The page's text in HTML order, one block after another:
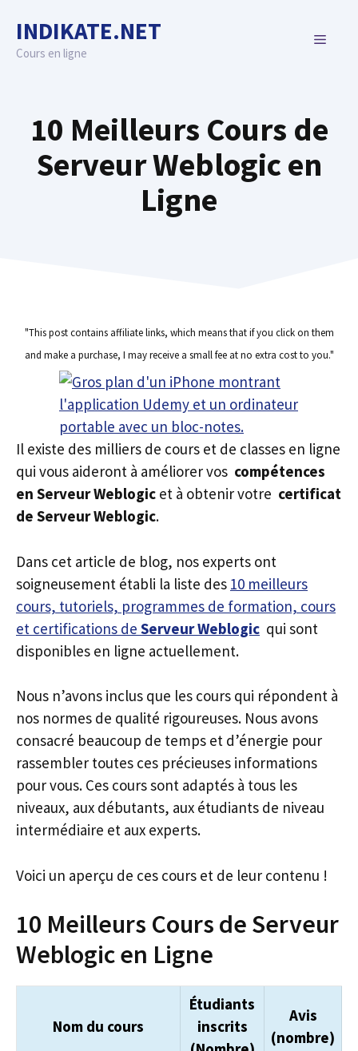
content
INDIKATE.NET
Cours en ligne
MENU
10 Meilleurs Cours de
Serveur Weblogic en
Ligne
"This post contains affiliate links, which means that if you click on them
and make a purchase, I may receive a small fee at no extra cost to you."
Il existe des milliers de cours et de classes en ligne
qui vous aideront à améliorer vos compétences
en Serveur Weblogic et à obtenir votre certificat
de Serveur Weblogic.
Dans cet article de blog, nos experts ont
soigneusement établi la liste des 10 meilleurs
cours, tutoriels, programmes de formation, cours
et certifications de Serveur Weblogic qui sont
disponibles en ligne actuellement.
Nous n’avons inclus que les cours qui répondent à
nos normes de qualité rigoureuses. Nous avons
consacré beaucoup de temps et d’énergie pour
rassembler toutes ces précieuses informations
pour vous. Ces cours sont adaptés à tous les
niveaux, aux débutants, aux étudiants de niveau
intermédiaire et aux experts.
Voici un aperçu de ces cours et de leur contenu !
10 Meilleurs Cours de Serveur
Weblogic en Ligne
Nom du cours
Étudiants
inscrits
Avis
(nombre)